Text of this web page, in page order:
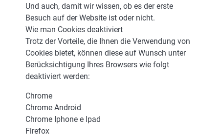
Und auch, damit wir wissen, ob es der erste
Besuch auf der Website ist oder nicht.
Wie man Cookies deaktiviert
Trotz der Vorteile, die Ihnen die Verwendung von
Cookies bietet, können diese auf Wunsch unter
Berücksichtigung Ihres Browsers wie folgt
deaktiviert werden:
Chrome
Chrome Android
Chrome Iphone e Ipad
Firefox